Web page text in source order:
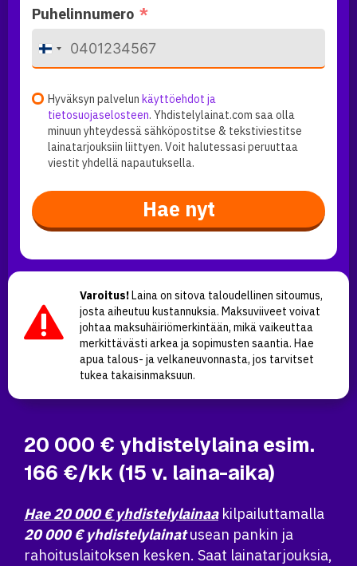
20 000 € yhdistelylaina esim.
166 €/kk (15 v. laina-aika)
Hae 20 000 € yhdistelylainaakilpailuttamalla
20 000 € yhdistelylainatusean pankin ja
rahoituslaitoksen kesken. Saat lainatarjouksia,
Puhelinnumero
F
i
l
a
n
d
+
5
Hyväksyn palvelun käyttöehdot ja
tietosuojaselosteen. Yhdistelylainat.com saa olla
minuun yhteydessä sähköpostitse & tekstiviestitse
lainatarjouksiin liittyen. Voit halutessasi peruuttaa
viestit yhdellä napautuksella.
Hae nyt
Varoitus!Laina on sitova taloudellinen sitoumus,
josta aiheutuu kustannuksia. Maksuviiveet voivat
johtaa maksuhäiriömerkintään, mikä vaikeuttaa
merkittävästi arkea ja sopimusten saantia. Hae
apua talous- ja velkaneuvonnasta, jos tarvitset
tukea takaisinmaksuun.